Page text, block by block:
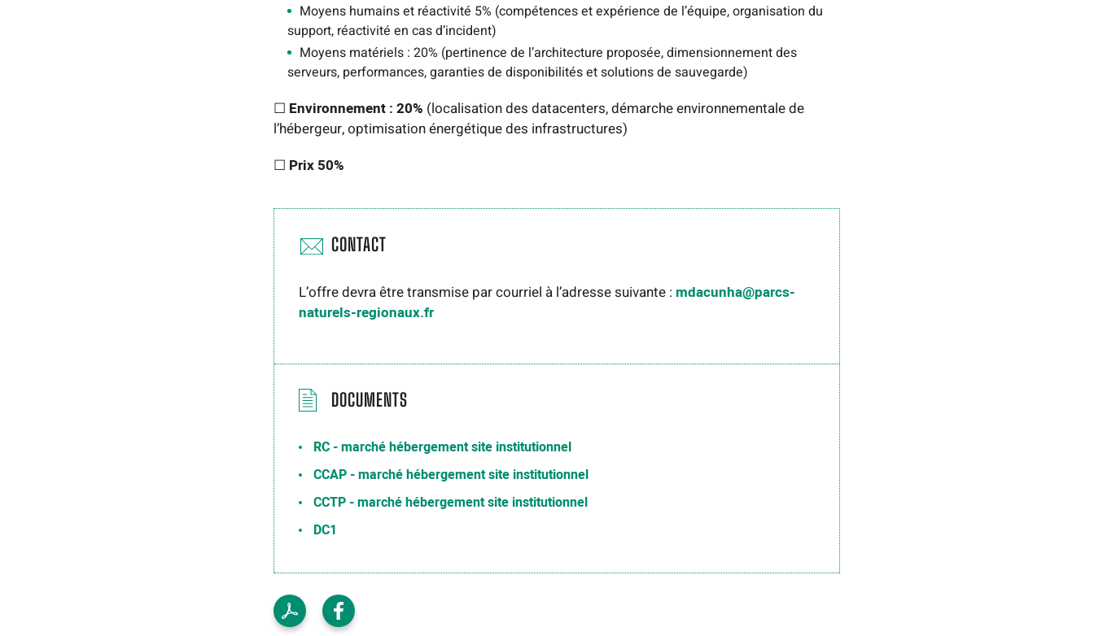
Moyens humains et réactivité 5% (compétences et expérience de l’équipe, organisation du
support, réactivité en cas d’incident)
Moyens matériels : 20% (pertinence de l’architecture proposée, dimensionnement des
serveurs, performances, garanties de disponibilités et solutions de sauvegarde)
☐ Environnement : 20% (localisation des datacenters, démarche environnementale de
l’hébergeur, optimisation énergétique des infrastructures)
☐ Prix 50%
CONTACT
L’offre devra être transmise par courriel à l’adresse suivante : mdacunha@parcs-
naturels-regionaux.fr
DOCUMENTS
RC - marché hébergement site institutionnel
CCAP - marché hébergement site institutionnel
CCTP - marché hébergement site institutionnel
DC1